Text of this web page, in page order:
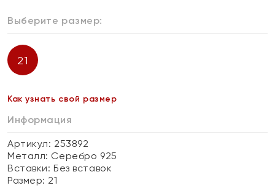
Выберите размер:
21
Как узнать свой размер
Информация
Артикул: 253892
Металл: Серебро 925
Вставки:Без вставок
Размер: 21